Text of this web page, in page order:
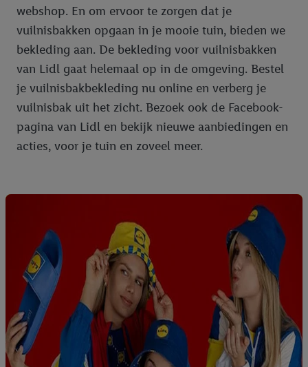
webshop. En om ervoor te zorgen dat je
vuilnisbakken opgaan in je mooie tuin, bieden we
bekleding aan. De bekleding voor vuilnisbakken
van Lidl gaat helemaal op in de omgeving. Bestel
je vuilnisbakbekleding nu online en verberg je
vuilnisbak uit het zicht. Bezoek ook de Facebook-
pagina van Lidl en bekijk nieuwe aanbiedingen en
acties, voor je tuin en zoveel meer.